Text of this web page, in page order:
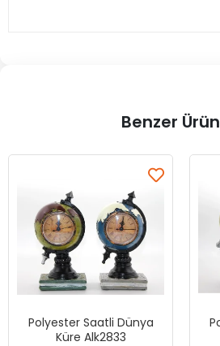
Benzer
Polyester Saatli Dünya
Küre Alk2833